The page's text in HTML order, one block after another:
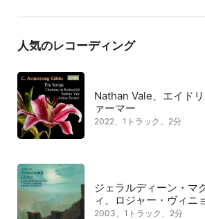
検索
人気のレコーディング
Nathan Vale、エイド
ァーマー
2022、1トラック、2分
ジェラルディーン・マ
ィ、ロジャー・ヴィニ
2003、1トラック、2分